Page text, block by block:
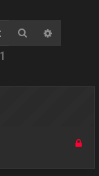
Căutare
1